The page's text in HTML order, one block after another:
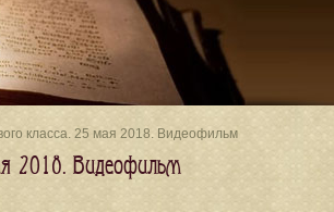
класса. 25 мая 2018. Видеофильм
2018. Видеофильм